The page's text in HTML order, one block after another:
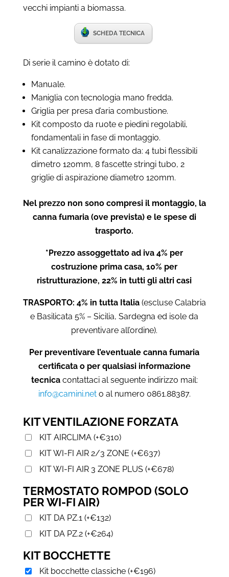
vecchi impianti a biomassa.
SCHEDA TECNICA
Di serie il camino è dotato di:
Manuale.
Maniglia con tecnologia mano fredda.
Griglia per presa d’aria combustione.
Kit composto da ruote e piedini regolabili,
fondamentali in fase di montaggio.
Kit canalizzazione formato da: 4 tubi flessibili
dimetro 120mm, 8 fascette stringi tubo, 2
griglie di aspirazione diametro 120mm.
Nel prezzo non sono compresi il montaggio, la
canna fumaria (ove prevista) e le spese di
trasporto.
*Prezzo assoggettato ad iva 4% per
costruzione prima casa, 10% per
ristrutturazione, 22% in tutti gli altri casi
TRASPORTO: 4% in tutta Italia (escluse Calabria
e Basilicata 5% – Sicilia, Sardegna ed isole da
preventivare all’ordine).
Per preventivare l’eventuale canna fumaria
certificata o per qualsiasi informazione
tecnicacontattaci al seguente indirizzo mail:
info@camini.neto al numero 0861.88387.
KIT VENTILAZIONE FORZATA
KIT AIRCLIMA (+€310)
KIT WI-FI AIR 2/3 ZONE (+€637)
KIT WI-FI AIR 3 ZONE PLUS (+€678)
TERMOSTATO ROMPOD (SOLO
PER WI-FI AIR)
KIT DA PZ.1 (+€132)
KIT DA PZ.2 (+€264)
KIT BOCCHETTE
Kit bocchette classiche (+€196)